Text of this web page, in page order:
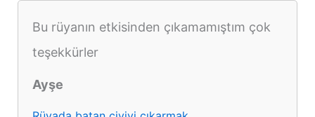
Bu rüyanın etkisinden çıkamamıştım çok
teşekkürler
Ayşe